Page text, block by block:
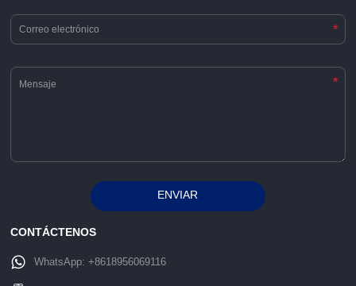
*
*
ENVIAR
CONTÁCTENOS
WhatsApp:+8618956069116